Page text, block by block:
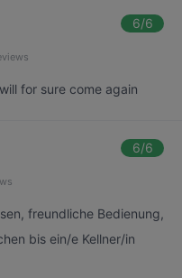
6/6
for sure come again
6/6
freundliche Bedienung,
bis ein/e Kellner/in